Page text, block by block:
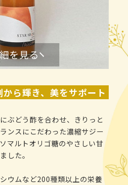
を見る
ら輝き、美をサポート
ぶどう酢を合わせ、きりっと
ンスにこだわった濃縮サジー
マルトオリゴ糖のやさしい甘
した。
ウムなど200種類以上の栄養